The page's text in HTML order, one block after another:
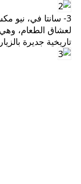
3- سانتا في، نيو
لعشاق الطعام،
تاريخية جديرة